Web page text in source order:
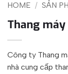
HOME / SẢN
Thang
Công ty Thang
nhà cung cấp